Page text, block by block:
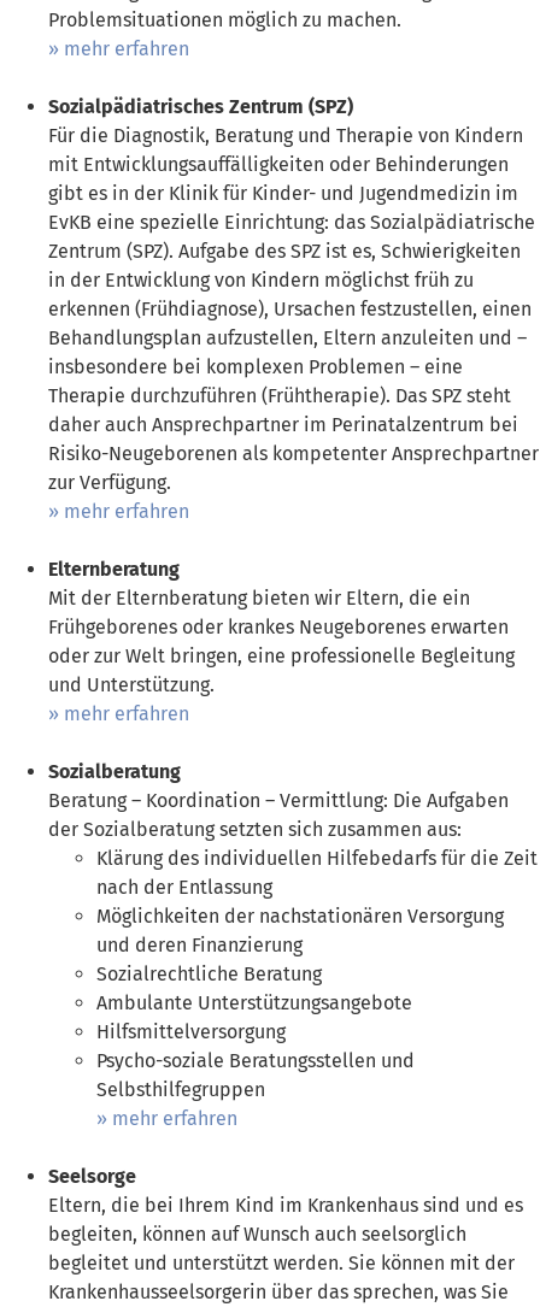
Problemsituationen möglich zu machen.
mehr erfahren
Sozialpädiatrisches Zentrum (SPZ)
Für die Diagnostik, Beratung und Therapie von Kindern
mit Entwicklungsauffälligkeiten oder Behinderungen
gibt es in der Klinik für Kinder- und Jugendmedizin im
EvKB eine spezielle Einrichtung: das Sozialpädiatrische
Zentrum (SPZ). Aufgabe des SPZ ist es, Schwierigkeiten
in der Entwicklung von Kindern möglichst früh zu
erkennen (Frühdiagnose), Ursachen festzustellen, einen
Behandlungsplan aufzustellen, Eltern anzuleiten und –
insbesondere bei komplexen Problemen – eine
Therapie durchzuführen (Frühtherapie). Das SPZ steht
daher auch Ansprechpartner im Perinatalzentrum bei
Risiko-Neugeborenen als kompetenter Ansprechpartner
zur Verfügung.
mehr erfahren
Elternberatung
Mit der Elternberatung bieten wir Eltern, die ein
Frühgeborenes oder krankes Neugeborenes erwarten
oder zur Welt bringen, eine professionelle Begleitung
und Unterstützung.
mehr erfahren
Sozialberatung
Beratung – Koordination – Vermittlung: Die Aufgaben
der Sozialberatung setzten sich zusammen aus:
Klärung des individuellen Hilfebedarfs für die Zeit
nach der Entlassung
Möglichkeiten der nachstationären Versorgung
und deren Finanzierung
Sozialrechtliche Beratung
Ambulante Unterstützungsangebote
Hilfsmittelversorgung
Psycho-soziale Beratungsstellen und
Selbsthilfegruppen
mehr erfahren
Seelsorge
Eltern, die bei Ihrem Kind im Krankenhaus sind und es
begleiten, können auf Wunsch auch seelsorglich
begleitet und unterstützt werden. Sie können mit der
Krankenhausseelsorgerin über das sprechen, was Sie